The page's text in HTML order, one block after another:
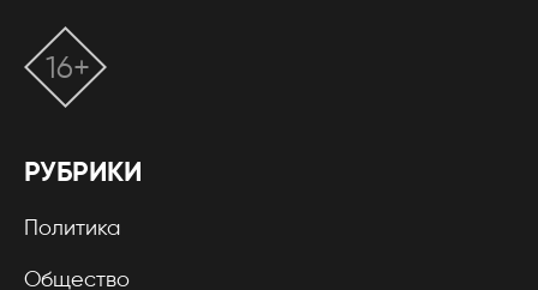
РУБРИКИ
Политика
Общество
16+